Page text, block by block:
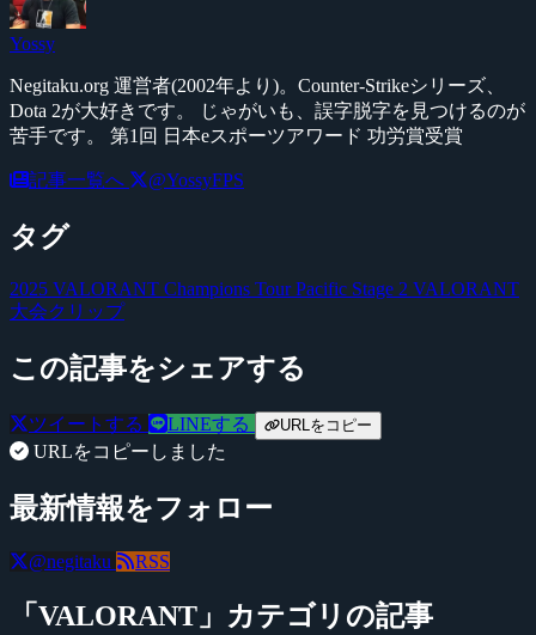
Yossy
Negitaku.org 運営者(2002年より)。Counter-Strikeシリーズ、
Dota 2が大好きです。 じゃがいも、誤字脱字を見つけるのが
苦手です。 第1回 日本eスポーツアワード 功労賞受賞
記事一覧へ @YossyFPS
タグ
2025 VALORANT Champions Tour Pacific Stage 2 VALORANT
大会クリップ
この記事をシェアする
ツイートする LINEする URLをコピー
URLをコピーしました
最新情報をフォロー
@negitaku RSS
「VALORANT」カテゴリの記事